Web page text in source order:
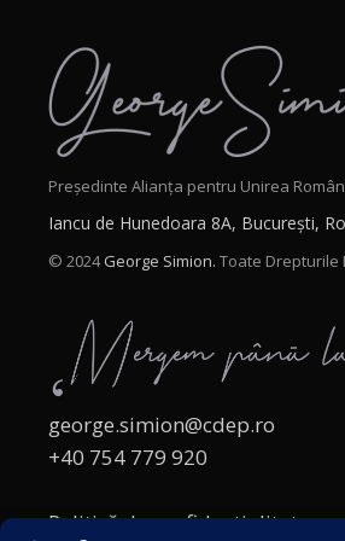
Președinte Alianța pentru Unirea
Iancu de Hunedoara 8A, București,
© 2024George Simion. Toate Drepturile
george.simion@cdep.ro
+40 754 779 920
Politică de confidențialitate